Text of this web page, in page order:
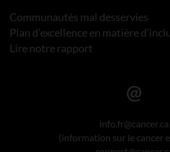
Communautés mal desservies
Plan d’excellence en matière
Lire notre rapport
info.fr@cancer.ca
(information sur le cancer